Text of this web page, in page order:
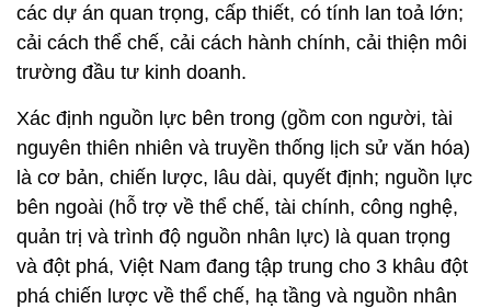
các dự án quan trọng, cấp thiết, có tính lan toả lớn;
cải cách thể chế, cải cách hành chính, cải thiện môi
trường đầu tư kinh doanh.
Xác định nguồn lực bên trong (gồm con người, tài
nguyên thiên nhiên và truyền thống lịch sử văn hóa)
là cơ bản, chiến lược, lâu dài, quyết định; nguồn lực
bên ngoài (hỗ trợ về thể chế, tài chính, công nghệ,
quản trị và trình độ nguồn nhân lực) là quan trọng
và đột phá, Việt Nam đang tập trung cho 3 khâu đột
phá chiến lược về thể chế, hạ tầng và nguồn nhân